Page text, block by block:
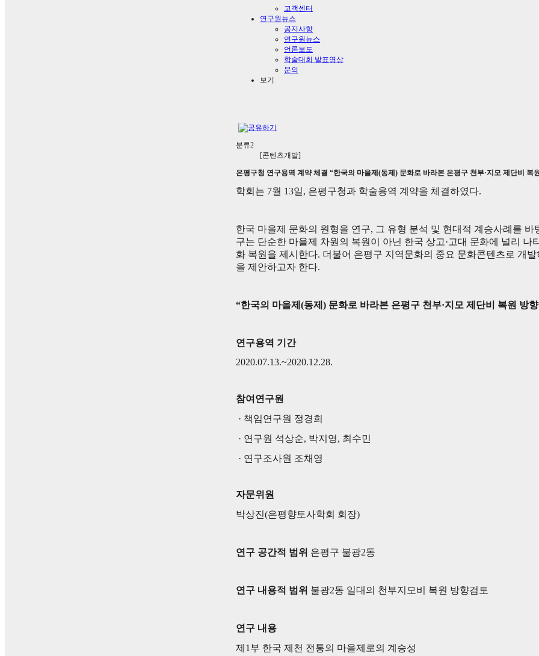
고객센터
연구원뉴스
공지사항
연구원뉴스
언론보도
학술대회 발표영상
문의
보기
분류2
[콘텐츠개발]
은평구청 연구용역 계약 체결 “한국의 마을제(동제) 문화로 바라본 은평구 천부·지모 제단비 복
학회는 7월 13일, 은평구청과 학술용역 계약을 체결하였다.
한국 마을제 문화의 원형을 연구, 그 유형 분석 및 현대적 계승사례를
구는 단순한 마을제 차원의 복원이 아닌 한국 상고·고대 문화에 널리 나
화 복원을 제시한다. 더불어 은평구 지역문화의 중요 문화콘텐츠로 개
을 제안하고자 한다.
“한국의 마을제(동제) 문화로 바라본 은평구 천부·지모 제단비 복원 방
연구용역 기간
2020.07.13.~2020.12.28.
참여연구원
· 책임연구원 정경희
· 연구원 석상순, 박지영, 최수민
· 연구조사원 조채영
자문위원
박상진(은평향토사학회 회장)
연구 공간적 범위 은평구 불광2동
연구 내용적 범위 불광2동 일대의 천부지모비 복원 방향검토
연구 내용
제1부 한국 제천 전통의 마을제로의 계승성